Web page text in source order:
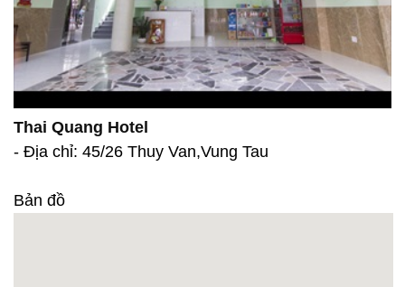
Thai Quang Hotel
- Địa chỉ: 45/26 Thuy Van,Vung Tau
Bản đồ